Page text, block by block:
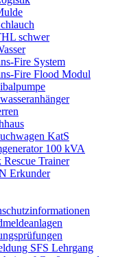
schwer
Fire System
Fire Flood Modul
KatS
100 kVA
Rescue Trainer
Erkunder
SFS Lehrgang